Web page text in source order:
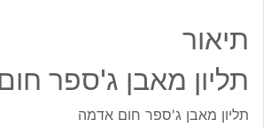
תיאור
תליון מאבן ג'ספר
תליון מאבן ג'ספר חום אדמה